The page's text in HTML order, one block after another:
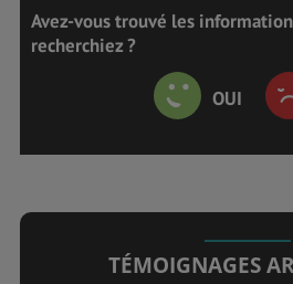
Avez-vous trouvé les
recherchiez ?
OUI
TÉMOIGNAGES